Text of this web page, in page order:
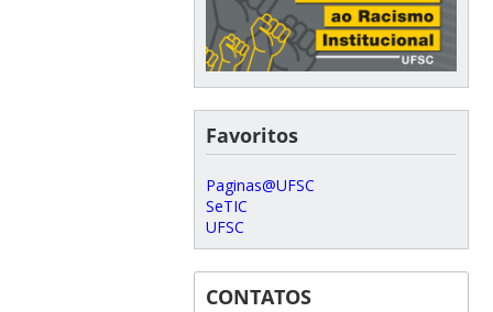
Favoritos
Paginas@UFSC
SeTIC
UFSC
CONTATOS